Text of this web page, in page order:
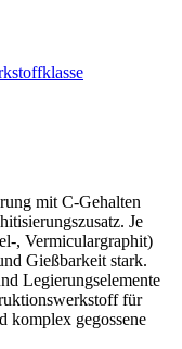
mit C-Gehalten
Je
, Vermiculargraphit)
Gießbarkeit stark.
Legierungselemente
für
komplex gegossene